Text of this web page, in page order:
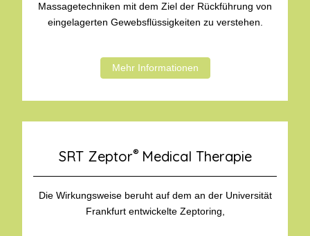
Massagetechniken mit dem Ziel der Rückführung von
eingelagerten Gewebsflüssigkeiten zu verstehen.
Mehr Informationen
SRT Zeptor® Medical Therapie
Die Wirkungsweise beruht auf dem an der Universität
Frankfurt entwickelte Zeptoring,